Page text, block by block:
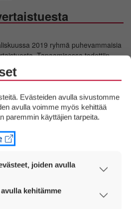
2019 ryhmä puhevammaisia
Tapaamisessa todettiin
ihmisten itse järjestämää
enemmän ja tähän
Oulun porisijat […]
Evästeiden avulla sivustomme
avulla voimme myös kehittää
paremmin käyttäjien tarpeita.
joiden avulla
käytössä, jotta
sujuvasti ja turvallisesti.
kehitämme